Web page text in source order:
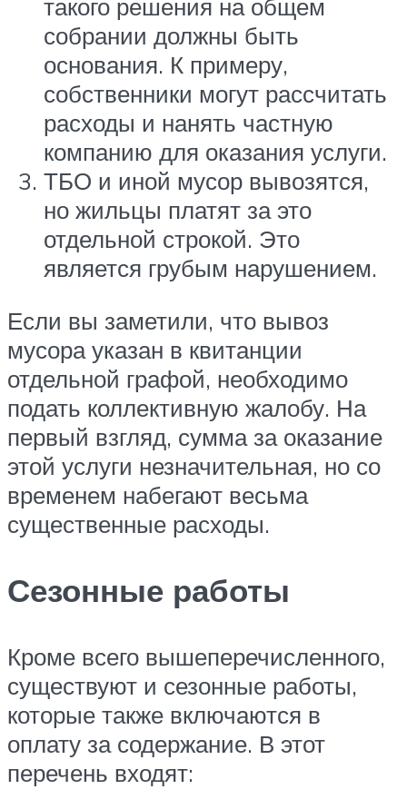
такого решения на общем
собрании должны быть
основания. К примеру,
собственники могут рассчитать
расходы и нанять частную
компанию для оказания услуги.
ТБО и иной мусор вывозятся,
но жильцы платят за это
отдельной строкой. Это
является грубым нарушением.
Если вы заметили, что вывоз
мусора указан в квитанции
отдельной графой, необходимо
подать коллективную жалобу. На
первый взгляд, сумма за оказание
этой услуги незначительная, но со
временем набегают весьма
существенные расходы.
Сезонные работы
Кроме всего вышеперечисленного,
существуют и сезонные работы,
которые также включаются в
оплату за содержание. В этот
перечень входят: